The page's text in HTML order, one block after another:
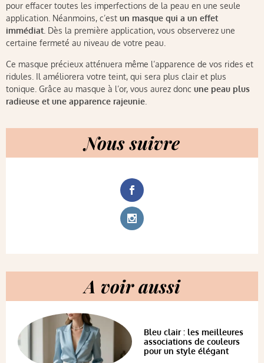
pour effacer toutes les imperfections de la peau en une seule
application. Néanmoins, c’est un masque qui a un effet
immédiat . Dès la première application, vous observerez une
certaine fermeté au niveau de votre peau.
Ce masque précieux atténuera même l’apparence de vos rides et
ridules. Il améliorera votre teint, qui sera plus clair et plus
tonique. Grâce au masque à l’or, vous aurez donc une peau plus
radieuse et une apparence rajeunie
Nous suivre
A voir aussi
Bleu clair : les meilleures
associations de couleurs
pour un style élégant